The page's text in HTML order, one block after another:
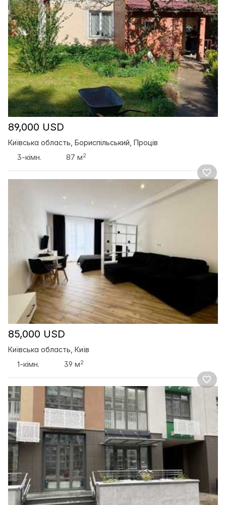
89,000 USD
Київська область, Бориспільський, Проців
3-кімн.
87 м2
85,000 USD
Київська область, Київ
1-кімн.
39 м2